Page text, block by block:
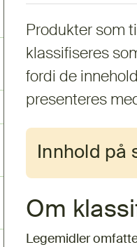
Produkter som
klassifiseres
fordi de
presenteres
Innhold på
Om
Legemidler